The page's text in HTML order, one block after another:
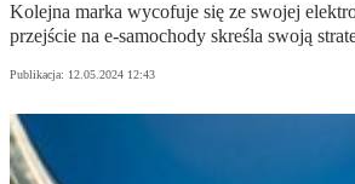
Kolejna marka wycofuje się ze swojej
przejście na e-samochody skreśla swoją
Publikacja: 12.05.2024 12:43